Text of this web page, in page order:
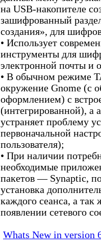
на USB-накопителе
зашифрованный
создания», для
• Использует
инструменты для
электронной почты и
• В обычном режиме
окружение Gnome (с
оформлением) с
(интегрированной), а
устраняет проблему
первоначальной
пользователя);
• При наличии
необходимые
пакетов — Synaptic,
установка
каждого сеанса, а
появлении сетевого
Whats New in version